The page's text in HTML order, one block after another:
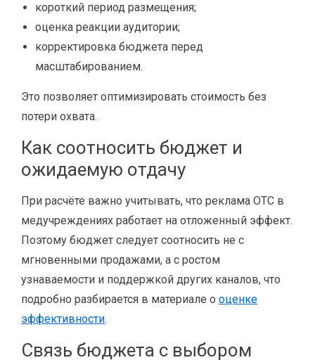
короткий период размещения;
оценка реакции аудитории;
корректировка бюджета перед
масштабированием.
Это позволяет оптимизировать стоимость без
потери охвата.
Как соотносить бюджет и
ожидаемую отдачу
При расчёте важно учитывать, что реклама OTC в
медучреждениях работает на отложенный эффект.
Поэтому бюджет следует соотносить не с
мгновенными продажами, а с ростом
узнаваемости и поддержкой других каналов, что
подробно разбирается в материале о оценке
эффективности.
Связь бюджета с выбором